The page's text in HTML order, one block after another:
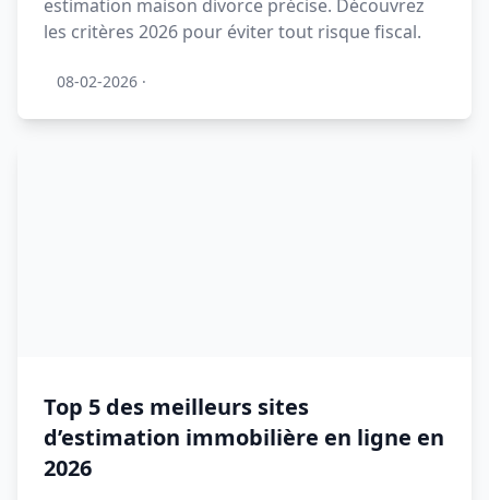
estimation maison divorce précise. Découvrez
les critères 2026 pour éviter tout risque fiscal.
08-02-2026 ·
Top 5 des meilleurs sites
d’estimation immobilière en ligne en
2026